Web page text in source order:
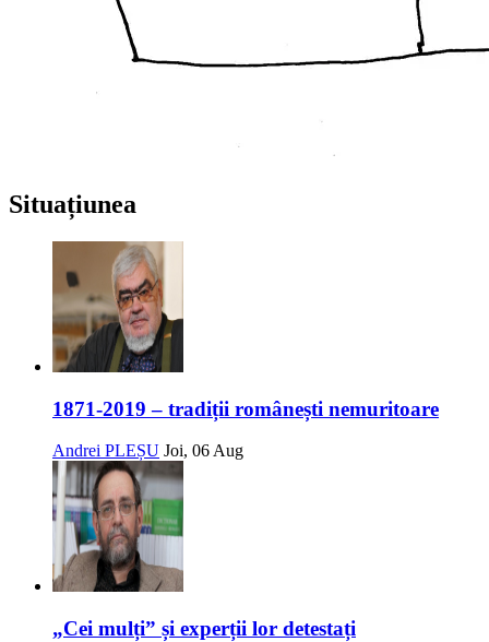
Situațiunea
1871-2019 – tradiții românești nemuritoare
Andrei PLEȘU Joi, 06 Aug
„Cei mulți” și experții lor detestați